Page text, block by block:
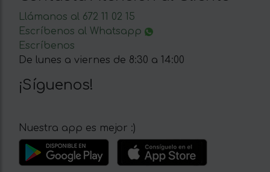
Llámanos al 672 11 02 15
Escríbenos al Whatsapp
Escríbenos
De lunes a viernes de 8:30 a 14:00
¡Síguenos!
Nuestra app es mejor :)